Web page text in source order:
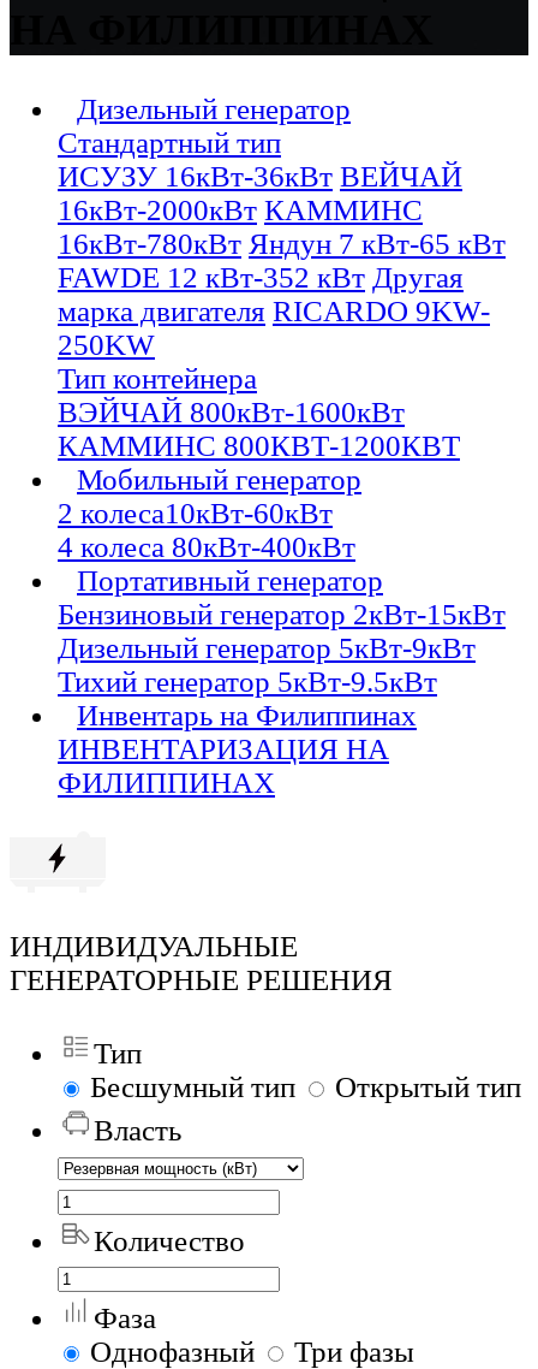
Дизельный генератор
Стандартный тип
ИСУЗУ 16кВт-36кВт ВЕЙЧАЙ
16кВт-2000кВт КАММИНС
16кВт-780кВт Яндун 7 кВт-65 кВт
FAWDE 12 кВт-352 кВт Другая
марка двигателя RICARDO 9KW-
250KW
Тип контейнера
ВЭЙЧАЙ 800кВт-1600кВт
КАММИНС 800КВТ-1200КВТ
Мобильный генератор
2 колеса10кВт-60кВт
4 колеса 80кВт-400кВт
Портативный генератор
Бензиновый генератор 2кВт-15кВт
Дизельный генератор 5кВт-9кВт
Тихий генератор 5кВт-9.5кВт
Инвентарь на Филиппинах
ИНВЕНТАРИЗАЦИЯ НА
ФИЛИППИНАХ
ИНДИВИДУАЛЬНЫЕ
ГЕНЕРАТОРНЫЕ РЕШЕНИЯ
Тип
Бесшумный тип
Открытый тип
Власть
Количество
Фаза
Однофазный
Три фазы